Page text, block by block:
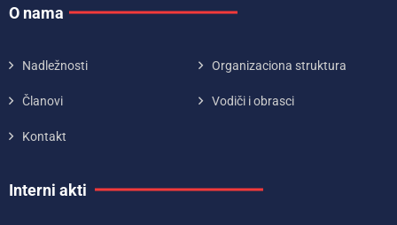
O nama
Nadležnosti Organizaciona struktura
Članovi Vodiči i obrasci
Kontakt
Interni akti